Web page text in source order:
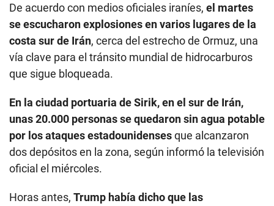
De acuerdo con medios oficiales iraníes, el martes
se escucharon explosiones en varios lugares de la
costa sur de Irán, cerca del estrecho de Ormuz, una
vía clave para el tránsito mundial de hidrocarburos
que sigue bloqueada.
En la ciudad portuaria de Sirik, en el sur de Irán,
unas 20.000 personas se quedaron sin agua potable
por los ataques estadounidensesque alcanzaron
dos depósitos en la zona, según informó la televisión
oficial el miércoles.
Horas antes, Trump había dicho que las